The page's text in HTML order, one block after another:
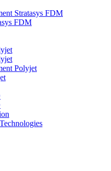
Stratasys FDM
FDM
Polyjet